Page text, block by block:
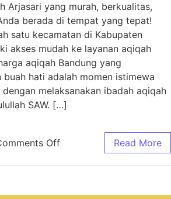
Arjasari yang murah, berkualitas,
berada di tempat yang tepat!
satu kecamatan di Kabupaten
akses mudah ke layanan aqiqah
aqiqah Bandung yang
buah hati adalah momen istimewa
melaksanakan ibadah aqiqah
SAW. […]
Off Read More